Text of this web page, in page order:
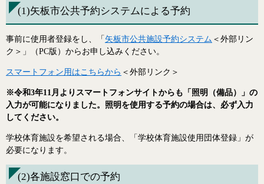
(1)矢板市公共予約システムによる予約
事前に使用者登録をし、「 矢板市公共施設予約システム ＜外部リン
ク＞ 」（PC版）からお申し込みください。
スマートフォン用はこちらから ＜外部リンク＞
※令和3年11月よりスマートフォンサイトからも「照明（備品）」の
入力が可能になりました。照明を使用する予約の場合は、必ず入力
してください。
学校体育施設を希望される場合、「学校体育施設使用団体登録」が
必要になります。
(2)各施設窓口での予約